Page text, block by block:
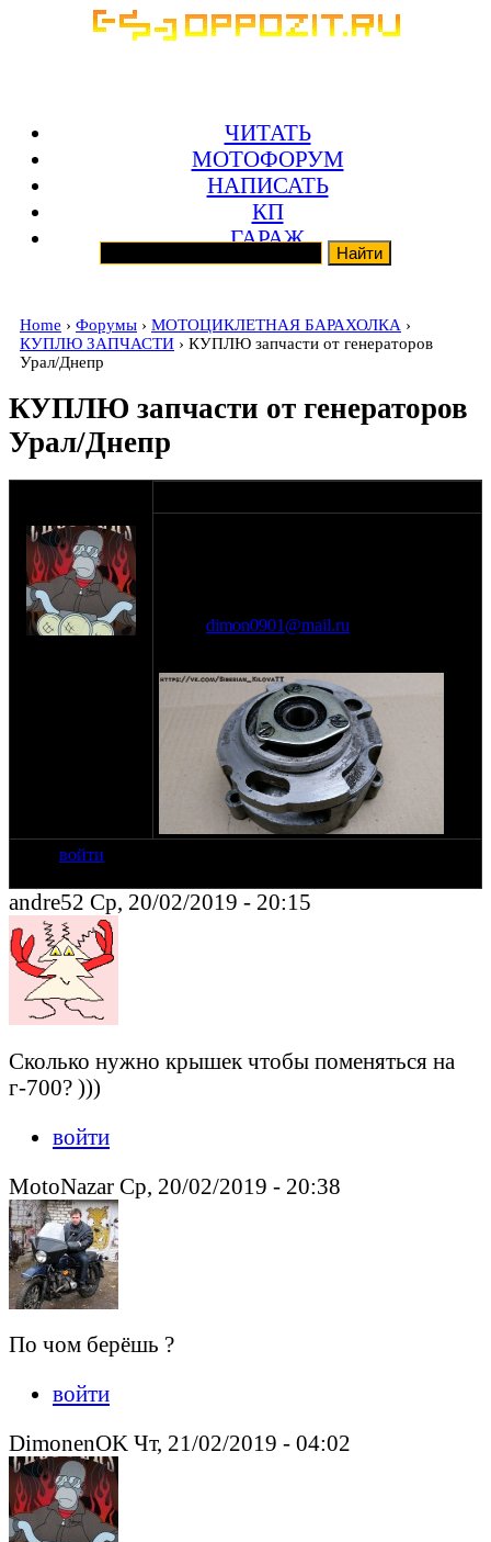
ЧИТАТЬ
МОТОФОРУМ
НАПИСАТЬ
КП
ГАРАЖ
Home › Форумы › МОТОЦИКЛЕТНАЯ БАРАХОЛКА ›
КУПЛЮ ЗАПЧАСТИ › КУПЛЮ запчасти от генераторов
Урал/Днепр
КУПЛЮ запчасти от генераторов
Урал/Днепр
dimon0901@mail.ru
войти
andre52 Ср, 20/02/2019 - 20:15
Сколько нужно крышек чтобы поменяться на
г-700? )))
войти
MotoNazar Ср, 20/02/2019 - 20:38
По чом берёшь ?
войти
DimonenOK Чт, 21/02/2019 - 04:02